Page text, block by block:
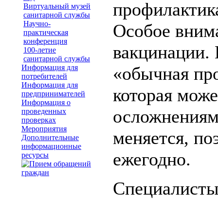
Виртуальный музей
санитарной службы
Научно-
практическая
конференция
100-летие
санитарной службы
Информация для
потребителей
Информация для
предпринимателей
Информация о
проведенных
проверках
Мероприятия
Дополнительные
информационные
ресурсы
Особое
«обычная
которая
меняется,
ежегодно.